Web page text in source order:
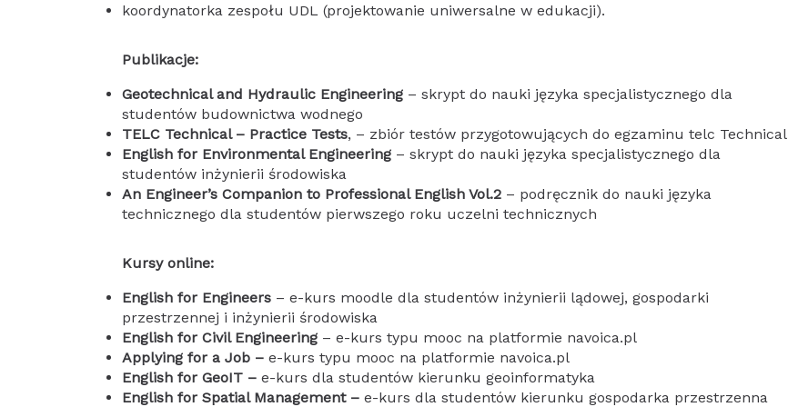
koordynatorka zespołu UDL (projektowanie uniwersalne w edukacji).
Publikacje:
Geotechnical and Hydraulic Engineering – skrypt do nauki języka specjalistycznego dla
studentów budownictwa wodnego
TELC Technical – Practice Tests, – zbiór testów przygotowujących do egzaminu telc Technical
English for Environmental Engineering – skrypt do nauki języka specjalistycznego dla
studentów inżynierii środowiska
An Engineer’s Companion to Professional English Vol.2 – podręcznik do nauki języka
technicznego dla studentów pierwszego roku uczelni technicznych
Kursy online:
English for Engineers – e-kurs moodle dla studentów inżynierii lądowej, gospodarki
przestrzennej i inżynierii środowiska
English for Civil Engineering – e-kurs typu mooc na platformie navoica.pl
Applying for a Job – e-kurs typu mooc na platformie navoica.pl
English for GeoIT – e-kurs dla studentów kierunku geoinformatyka
English for Spatial Management – e-kurs dla studentów kierunku gospodarka przestrzenna